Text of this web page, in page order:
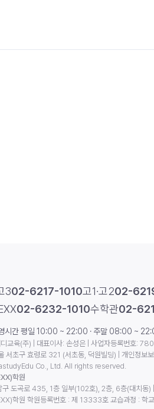
302-6217-1010고1·고202-
02-6232-1010수학관02-
시간 평일 10:00 ~ 22:00 · 주말 08:00 ~
디교육(주) | 대표이사: 손성은 | 사업자등록번호:
서초구 효령로 321 (서초동, 덕원빌딩) | 개인정
Co., Ltd. All rights reserved.
학원
구 도곡로 435, 1층 일부(102호), 2층, 6층(대치
학원 학원등록번호 : 제 13333호 교습과정 : 학